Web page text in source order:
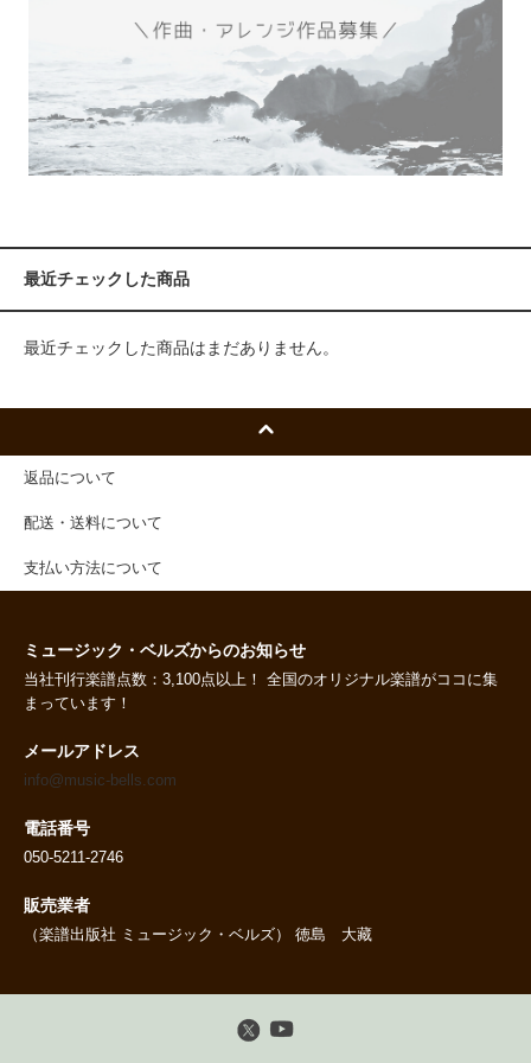
最近チェックした商品
最近チェックした商品はまだありません。
返品について
配送・送料について
支払い方法について
ミュージック・ベルズからのお知らせ
当社刊行楽譜点数：3,100点以上！ 全国のオリジナル楽譜がココに集
まっています！
メールアドレス
info@music-bells.com
電話番号
050-5211-2746
販売業者
（楽譜出版社 ミュージック・ベルズ） 徳島 大藏